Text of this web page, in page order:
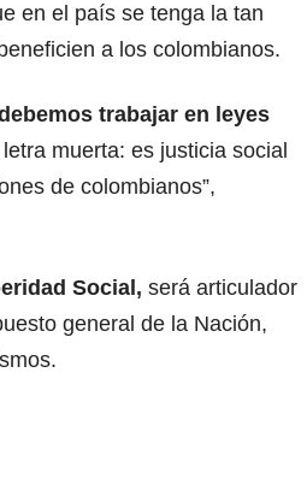
en el país se tenga la tan
a los colombianos.
trabajar en leyes
muerta: es justicia social
de colombianos”,
Social, será articulador
general de la Nación,